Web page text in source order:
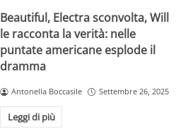
Beautiful, Electra sconvolta, Will
le racconta la verità: nelle
puntate americane esplode il
dramma
Antonella Boccasile Settembre 26, 2025
Leggi di più